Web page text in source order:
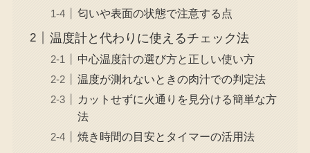
匂いや表面の状態で注意する点
温度計と代わりに使えるチェック法
中心温度計の選び方と正しい使い方
温度が測れないときの肉汁での判定法
カットせずに火通りを見分ける簡単な方
法
焼き時間の目安とタイマーの活用法